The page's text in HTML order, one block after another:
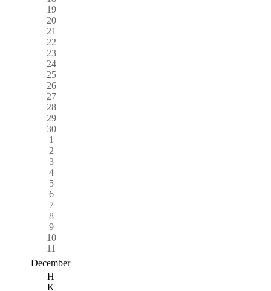
19
20
21
22
23
24
25
26
27
28
29
30
1
2
3
4
5
6
7
8
9
10
11
December
H
K